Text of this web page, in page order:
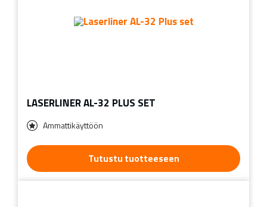
LASERLINER AL-32 PLUS SET
Ammattikäyttöön
Tutustu tuotteeseen